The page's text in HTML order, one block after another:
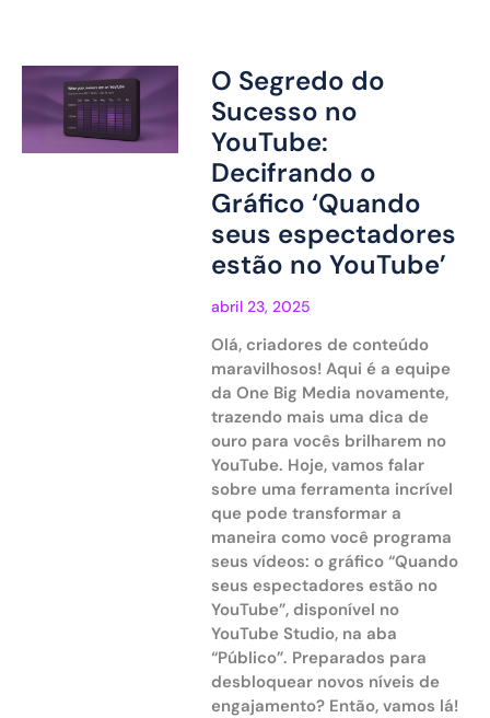
O Segredo do
Sucesso no
YouTube:
Decifrando o
Gráfico ‘Quando
seus espectadores
estão no YouTube’
abril 23, 2025
Olá, criadores de conteúdo
maravilhosos! Aqui é a equipe
da One Big Media novamente,
trazendo mais uma dica de
ouro para vocês brilharem no
YouTube. Hoje, vamos falar
sobre uma ferramenta incrível
que pode transformar a
maneira como você programa
seus vídeos: o gráfico “Quando
seus espectadores estão no
YouTube”, disponível no
YouTube Studio, na aba
“Público”. Preparados para
desbloquear novos níveis de
engajamento? Então, vamos lá!